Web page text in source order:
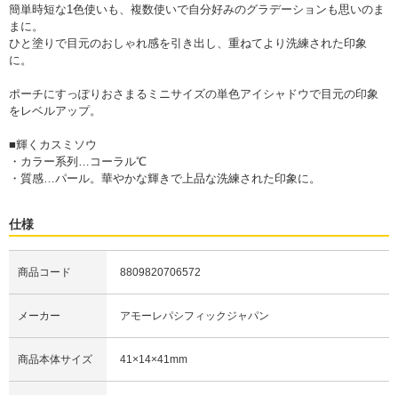
簡単時短な1色使いも、複数使いで自分好みのグラデーションも思いのま
まに。
ひと塗りで目元のおしゃれ感を引き出し、重ねてより洗練された印象
に。
ポーチにすっぽりおさまるミニサイズの単色アイシャドウで目元の印象
をレベルアップ。
■輝くカスミソウ
・カラー系列…コーラル℃
・質感…パール。華やかな輝きで上品な洗練された印象に。
仕様
商品コード 8809820706572
メーカー アモーレパシフィックジャパン
商品本体サイズ 41×14×41mm